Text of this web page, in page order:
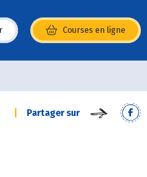
Courses en ligne
fenêtre)
Partager sur